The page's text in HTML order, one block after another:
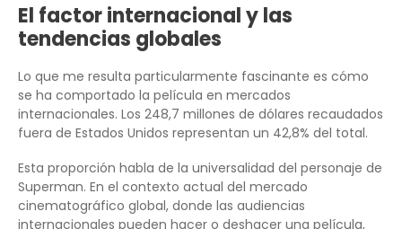
El factor internacional y las
tendencias globales
Lo que me resulta particularmente fascinante es cómo
se ha comportado la película en mercados
internacionales. Los 248,7 millones de dólares recaudados
fuera de Estados Unidos representan un 42,8% del total.
Esta proporción habla de la universalidad del personaje de
Superman. En el contexto actual del mercado
cinematográfico global, donde las audiencias
internacionales pueden hacer o deshacer una película,